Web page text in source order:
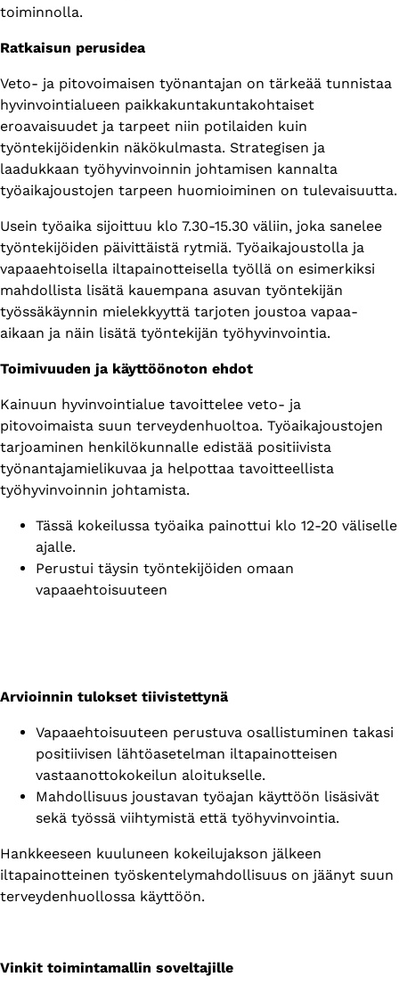
toiminnolla.
Ratkaisun perusidea
Veto- ja pitovoimaisen työnantajan on tärkeää tunnistaa
hyvinvointialueen paikkakuntakuntakohtaiset
eroavaisuudet ja tarpeet niin potilaiden kuin
työntekijöidenkin näkökulmasta. Strategisen ja
laadukkaan työhyvinvoinnin johtamisen kannalta
työaikajoustojen tarpeen huomioiminen on tulevaisuutta.
Usein työaika sijoittuu klo 7.30-15.30 väliin, joka sanelee
työntekijöiden päivittäistä rytmiä. Työaikajoustolla ja
vapaaehtoisella iltapainotteisella työllä on esimerkiksi
mahdollista lisätä kauempana asuvan työntekijän
työssäkäynnin mielekkyyttä tarjoten joustoa vapaa-
aikaan ja näin lisätä työntekijän työhyvinvointia.
Toimivuuden ja käyttöönoton ehdot
Kainuun hyvinvointialue tavoittelee veto- ja
pitovoimaista suun terveydenhuoltoa. Työaikajoustojen
tarjoaminen henkilökunnalle edistää positiivista
työnantajamielikuvaa ja helpottaa tavoitteellista
työhyvinvoinnin johtamista.
Tässä kokeilussa työaika painottui klo 12-20 väliselle
ajalle.
Perustui täysin työntekijöiden omaan
vapaaehtoisuuteen
Arvioinnin tulokset tiivistettynä
Vapaaehtoisuuteen perustuva osallistuminen takasi
positiivisen lähtöasetelman iltapainotteisen
vastaanottokokeilun aloitukselle.
Mahdollisuus joustavan työajan käyttöön lisäsivät
sekä työssä viihtymistä että työhyvinvointia.
Hankkeeseen kuuluneen kokeilujakson jälkeen
iltapainotteinen työskentelymahdollisuus on jäänyt suun
terveydenhuollossa käyttöön.
Vinkit toimintamallin soveltajille